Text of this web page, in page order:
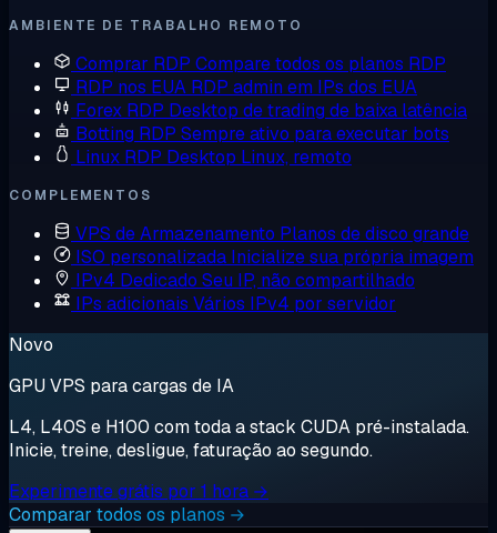
AMBIENTE DE TRABALHO REMOTO
Comprar RDP Compare todos os planos RDP
RDP nos EUA RDP admin em IPs dos EUA
Forex RDP Desktop de trading de baixa latência
Botting RDP Sempre ativo para executar bots
Linux RDP Desktop Linux, remoto
COMPLEMENTOS
VPS de Armazenamento Planos de disco grande
ISO personalizada Inicialize sua própria imagem
IPv4 Dedicado Seu IP, não compartilhado
IPs adicionais Vários IPv4 por servidor
Novo
GPU VPS para cargas de IA
L4, L40S e H100 com toda a stack CUDA pré-instalada.
Inicie, treine, desligue, faturação ao segundo.
Experimente grátis por 1 hora →
Comparar todos os planos →